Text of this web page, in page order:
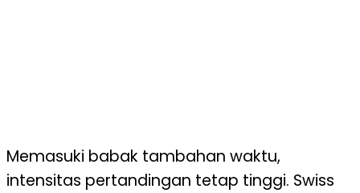
Memasuki babak tambahan waktu,
intensitas pertandingan tetap tinggi. Swiss